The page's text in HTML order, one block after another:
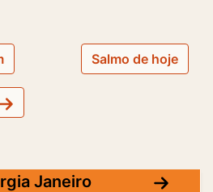
Salmo de hoje
Janeiro